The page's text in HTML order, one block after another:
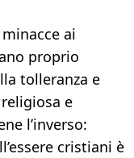
ai
proprio
tolleran­za e
e
l’inverso:
cristiani è